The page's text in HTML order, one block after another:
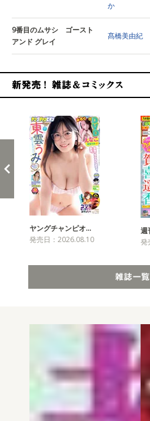
か
9番目のムサシ ゴースト
アンド グレイ
髙橋美由紀
ヤングチャンピオ…
発売日：2026.08.10
週
発